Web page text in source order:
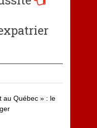
au Québec » : le